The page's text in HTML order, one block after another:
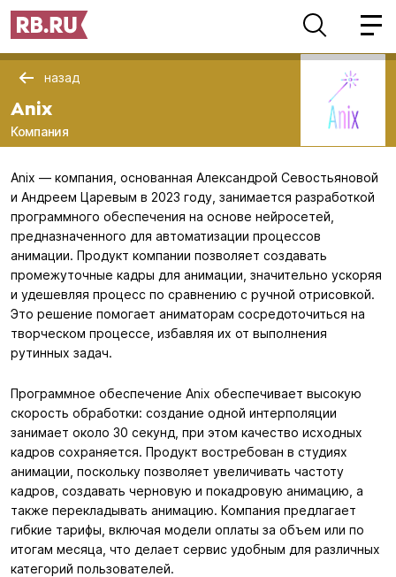
назад
Anix
Компания
Anix — компания, основанная Александрой Севостьяновой
и Андреем Царевым в 2023 году, занимается разработкой
программного обеспечения на основе нейросетей,
предназначенного для автоматизации процессов
анимации. Продукт компании позволяет создавать
промежуточные кадры для анимации, значительно ускоряя
и удешевляя процесс по сравнению с ручной отрисовкой.
Это решение помогает аниматорам сосредоточиться на
творческом процессе, избавляя их от выполнения
рутинных задач.
Программное обеспечение Anix обеспечивает высокую
скорость обработки: создание одной интерполяции
занимает около 30 секунд, при этом качество исходных
кадров сохраняется. Продукт востребован в студиях
анимации, поскольку позволяет увеличивать частоту
кадров, создавать черновую и покадровую анимацию, а
также перекладывать анимацию. Компания предлагает
гибкие тарифы, включая модели оплаты за объем или по
итогам месяца, что делает сервис удобным для различных
категорий пользователей.